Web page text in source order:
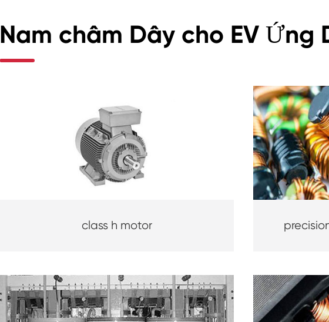
Nam châm Dây cho EV Ứng
class h motor